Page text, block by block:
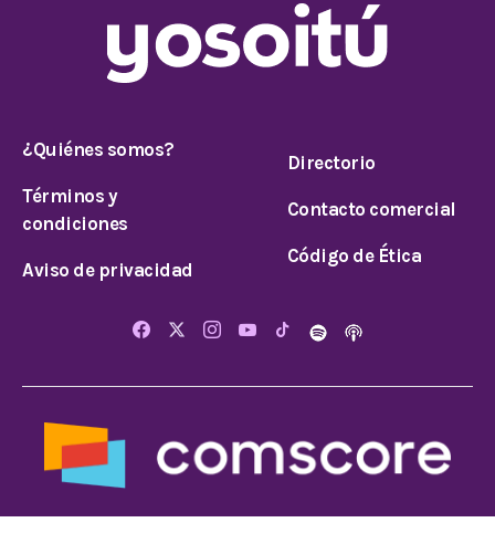
¿Quiénes somos?
Términos y
condiciones
Aviso de privacidad
Directorio
Contacto comercial
Código de Ética